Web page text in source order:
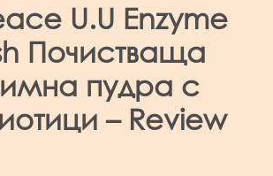
U.U Enzyme
Почистваща
пудра с
– Review